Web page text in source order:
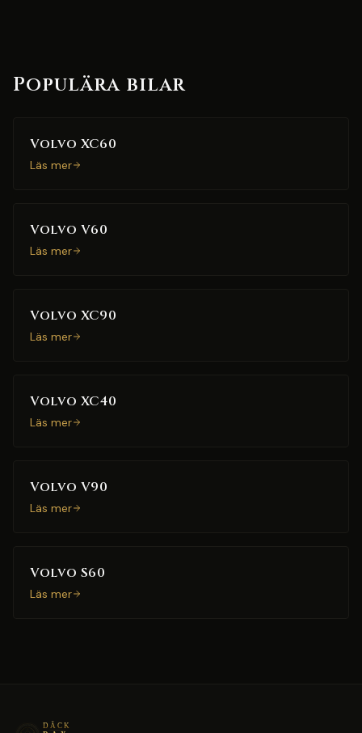
Populära bilar
Volvo XC60
Läs mer
Volvo V60
Läs mer
Volvo XC90
Läs mer
Volvo XC40
Läs mer
Volvo V90
Läs mer
Volvo S60
Läs mer